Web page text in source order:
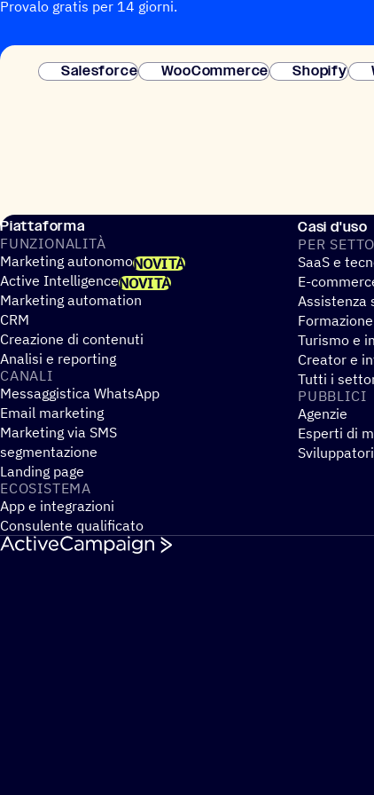
Provalo gratis per 14 giorni.
Salesforce
WooCommerce Shopify
Piattaforma
FUNZIO­NA­LITÀ
Marketing autonomoNOVITÀ
Active IntelligenceNOVITÀ
Marketing automation
CRM
Creazione di contenuti
Analisi e reporting
CANALI
Messaggistica WhatsApp
Email marketing
Marketing via SMS
segmentazione
Landing page
ECOSI­STEMA
App e integrazioni
Consulente qualificato
Casi d'uso
PER
SaaS e
E-
Assistenza
Turismo e
Creator e
Tutti i
PUBBLICI
Agenzie
Esperti di
Sviluppatori